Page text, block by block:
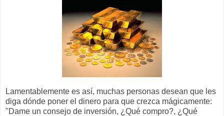
Lamentablemente es así, muchas personas desean que les
diga dónde poner el dinero para que crezca mágicamente:
"Dame un consejo de inversión, ¿Qué compro?, ¿Qué